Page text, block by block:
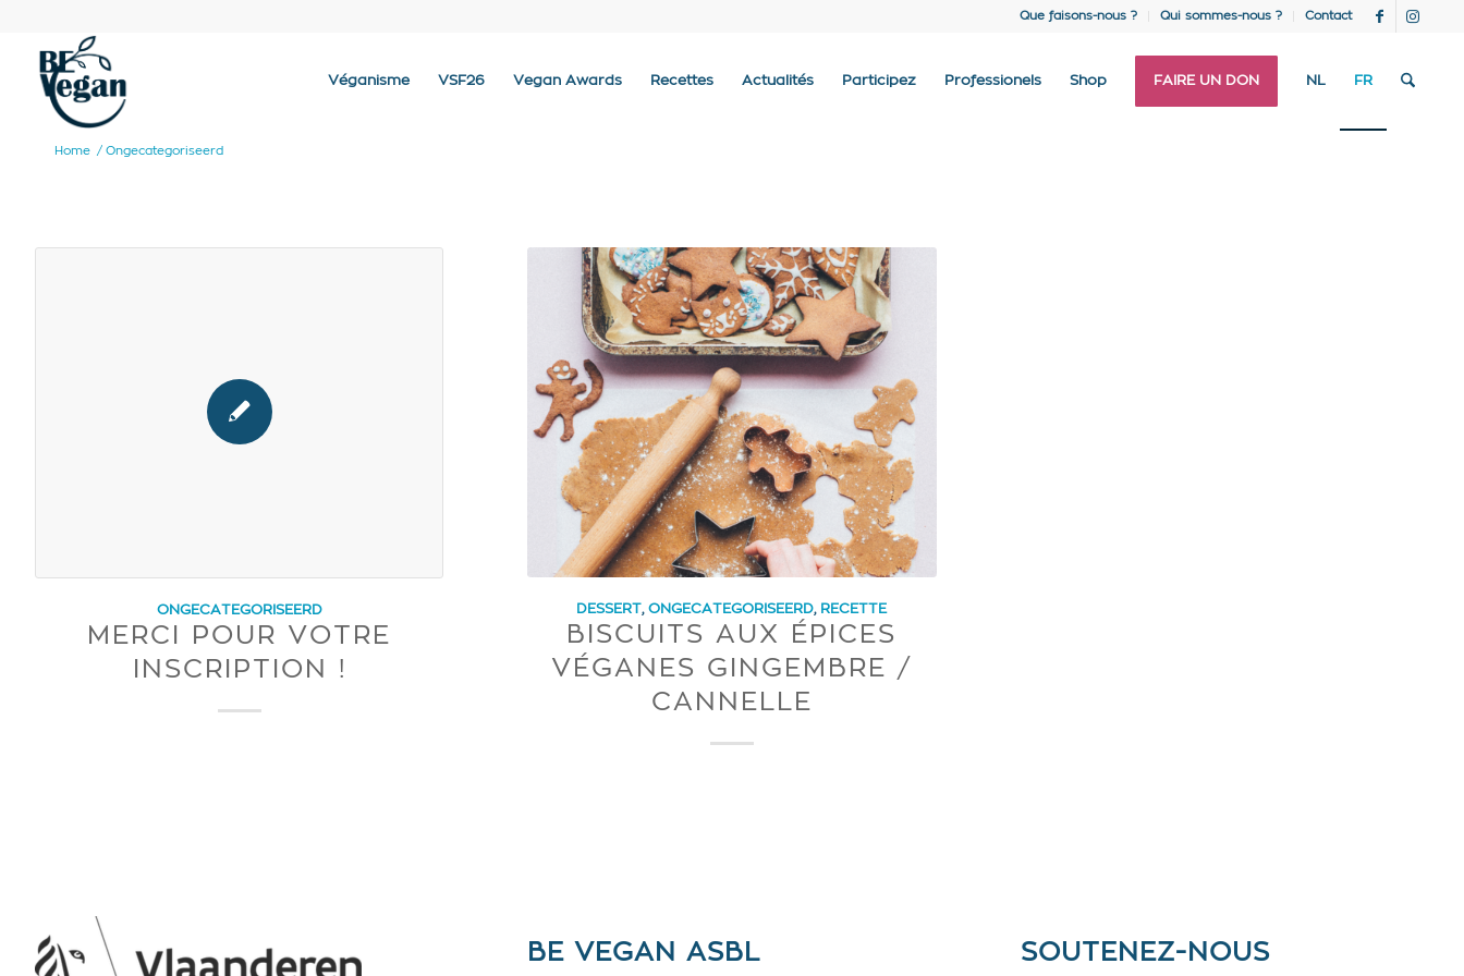
Que faisons-nous ? Qui sommes-nous ? Contact
Véganisme VSF26 Vegan Awards Recettes Actualités Participez Professionels Shop FAIRE UN DON NL FR
Home / Ongecategoriseerd
ONGECATEGORISEERD
MERCI POUR VOTRE
INSCRIPTION !
DESSERT ,ONGECATEGORISEERD, RECETTE
BISCUITS AUX ÉPICES
VÉGANES GINGEMBRE /
CANNELLE
BE VEGAN ASBL SOUTENEZ-NOUS